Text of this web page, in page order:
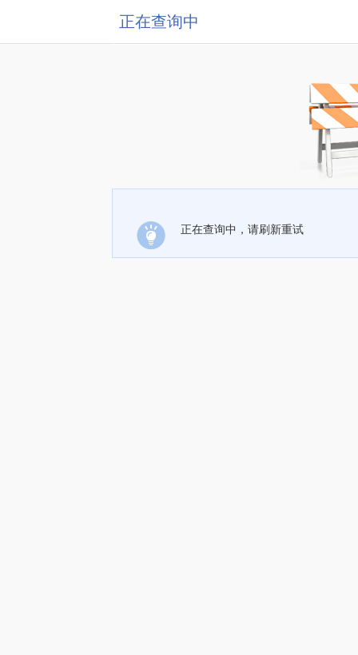
正在查询中
正在查询中，请刷新重试